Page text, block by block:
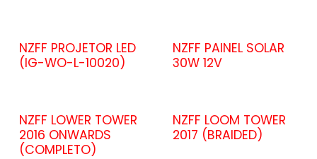
NZFF PROJETOR LED
(IG-WO-L-10020)
NZFF PAINEL SOLAR
30W 12V
NZFF LOWER TOWER
2016 ONWARDS
(COMPLETO)
NZFF LOOM TOWER
2017 (BRAIDED)